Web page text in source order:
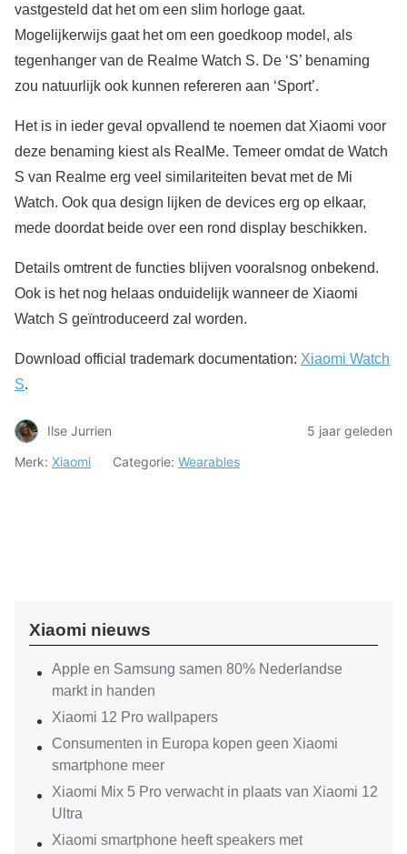
vastgesteld dat het om een slim horloge gaat.
Mogelijkerwijs gaat het om een goedkoop model, als
tegenhanger van de Realme Watch S. De ‘S’ benaming
zou natuurlijk ook kunnen refereren aan ‘Sport’.
Het is in ieder geval opvallend te noemen dat Xiaomi voor
deze benaming kiest als RealMe. Temeer omdat de Watch
S van Realme erg veel similariteiten bevat met de Mi
Watch. Ook qua design lijken de devices erg op elkaar,
mede doordat beide over een rond display beschikken.
Details omtrent de functies blijven vooralsnog onbekend.
Ook is het nog helaas onduidelijk wanneer de Xiaomi
Watch S geïntroduceerd zal worden.
Download official trademark documentation: Xiaomi Watch
S.
Ilse Jurrien
5 jaar geleden
Merk: Xiaomi Categorie: Wearables
Xiaomi nieuws
Apple en Samsung samen 80% Nederlandse
markt in handen
Xiaomi 12 Pro wallpapers
Consumenten in Europa kopen geen Xiaomi
smartphone meer
Xiaomi Mix 5 Pro verwacht in plaats van Xiaomi 12
Ultra
Xiaomi smartphone heeft speakers met